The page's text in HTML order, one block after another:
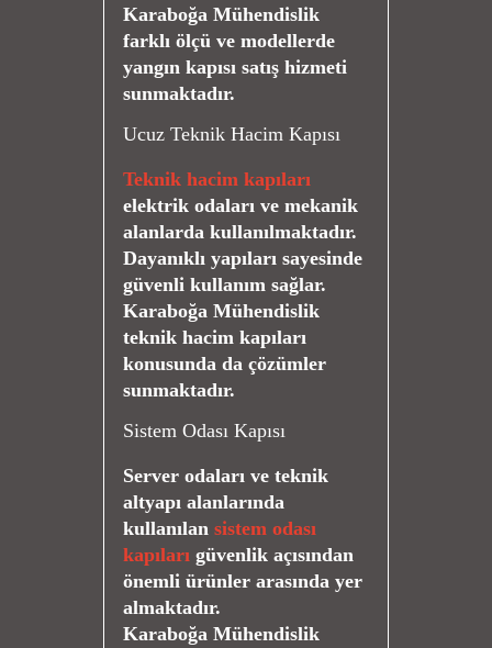
Karaboğa Mühendislik
farklı ölçü ve modellerde
yangın kapısı satış hizmeti
sunmaktadır.
Ucuz Teknik Hacim Kapısı
Teknik hacim kapıları
elektrik odaları ve mekanik
alanlarda kullanılmaktadır.
Dayanıklı yapıları sayesinde
güvenli kullanım sağlar.
Karaboğa Mühendislik
teknik hacim kapıları
konusunda da çözümler
sunmaktadır.
Sistem Odası Kapısı
Server odaları ve teknik
altyapı alanlarında
kullanılan sistem odası
kapıları güvenlik açısından
önemli ürünler arasında yer
almaktadır.
Karaboğa Mühendislik